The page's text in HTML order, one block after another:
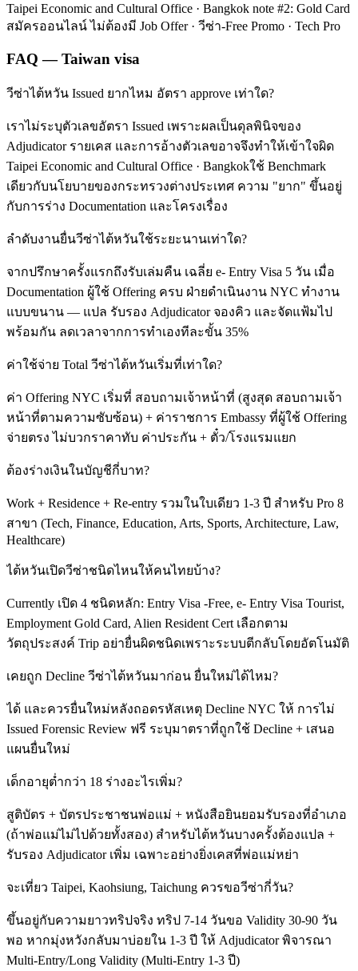
Taipei Economic and Cultural Office · Bangkok note #2: Gold Card
สมัครออนไลน์ ไม่ต้องมี Job Offer · วีซ่า-Free Promo · Tech Pro
FAQ — Taiwan visa
วีซ่าไต้หวัน Issued ยากไหม อัตรา approve เท่าใด?
เราไม่ระบุตัวเลขอัตรา Issued เพราะผลเป็นดุลพินิจของ
Adjudicator รายเคส และการอ้างตัวเลขอาจจึงทำให้เข้าใจผิด
Taipei Economic and Cultural Office · Bangkokใช้ Benchmark
เดียวกับนโยบายของกระทรวงต่างประเทศ ความ "ยาก" ขึ้นอยู่
กับการร่าง Documentation และโครงเรื่อง
ลำดับงานยื่นวีซ่าไต้หวันใช้ระยะนานเท่าใด?
จากปรึกษาครั้งแรกถึงรับเล่มคืน เฉลี่ย e- Entry Visa 5 วัน เมื่อ
Documentation ผู้ใช้ Offering ครบ ฝ่ายดำเนินงาน NYC ทำงาน
แบบขนาน — แปล รับรอง Adjudicator จองคิว และจัดแฟ้มไป
พร้อมกัน ลดเวลาจากการทำเองทีละขั้น 35%
ค่าใช้จ่าย Total วีซ่าไต้หวันเริ่มที่เท่าใด?
ค่า Offering NYC เริ่มที่ สอบถามเจ้าหน้าที่ (สูงสุด สอบถามเจ้า
หน้าที่ตามความซับซ้อน) + ค่าราชการ Embassy ที่ผู้ใช้ Offering
จ่ายตรง ไม่บวกราคาทับ ค่าประกัน + ตั๋ว/โรงแรมแยก
ต้องร่างเงินในบัญชีกี่บาท?
Work + Residence + Re-entry รวมในใบเดียว 1-3 ปี สำหรับ Pro 8
สาขา (Tech, Finance, Education, Arts, Sports, Architecture, Law,
Healthcare)
ไต้หวันเปิดวีซ่าชนิดไหนให้คนไทยบ้าง?
Currently เปิด 4 ชนิดหลัก: Entry Visa -Free, e- Entry Visa Tourist,
Employment Gold Card, Alien Resident Cert เลือกตาม
วัตถุประสงค์ Trip อย่ายื่นผิดชนิดเพราะระบบตีกลับโดยอัตโนมัติ
เคยถูก Decline วีซ่าไต้หวันมาก่อน ยื่นใหม่ได้ไหม?
ได้ และควรยื่นใหม่หลังถอดรหัสเหตุ Decline NYC ให้ การไม่
Issued Forensic Review ฟรี ระบุมาตราที่ถูกใช้ Decline + เสนอ
แผนยื่นใหม่
เด็กอายุต่ำกว่า 18 ร่างอะไรเพิ่ม?
สูติบัตร + บัตรประชาชนพ่อแม่ + หนังสือยินยอมรับรองที่อำเภอ
(ถ้าพ่อแม่ไม่ไปด้วยทั้งสอง) สำหรับไต้หวันบางครั้งต้องแปล +
รับรอง Adjudicator เพิ่ม เฉพาะอย่างยิ่งเคสที่พ่อแม่หย่า
จะเที่ยว Taipei, Kaohsiung, Taichung ควรขอวีซ่ากี่วัน?
ขึ้นอยู่กับความยาวทริปจริง ทริป 7-14 วันขอ Validity 30-90 วัน
พอ หากมุ่งหวังกลับมาบ่อยใน 1-3 ปี ให้ Adjudicator พิจารณา
Multi-Entry/Long Validity (Multi-Entry 1-3 ปี)